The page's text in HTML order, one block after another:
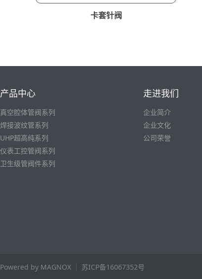
卡套针阀
产品中心
真空腔体管阀系列
焊接波纹管系列
UHP超高纯系列
仪表工控管阀系列
卫生级管阀件系列
走进我们
企业简介
企业文化
公司荣誉
Powered by MAGNOX 苏ICP备16067352号